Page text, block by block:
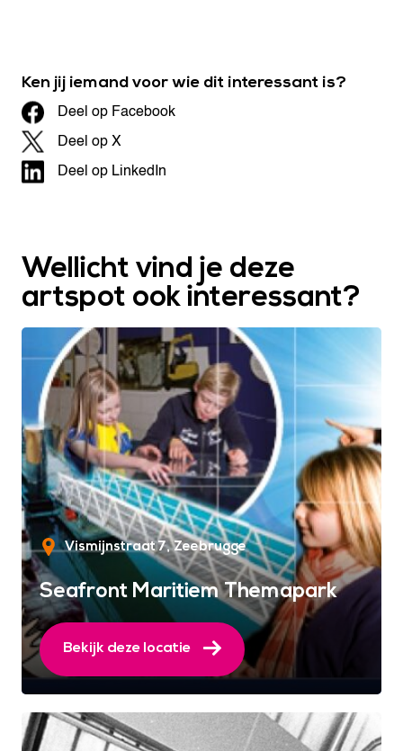
Ken jij iemand voor wie dit interessant is?
Deel op Facebook
Deel op X
Deel op LinkedIn
Wellicht vind je deze
artspot ook interessant?
Vismijnstraat 7 Zeebrugge
Seafront Maritiem Themapark
Bekijk deze locatie